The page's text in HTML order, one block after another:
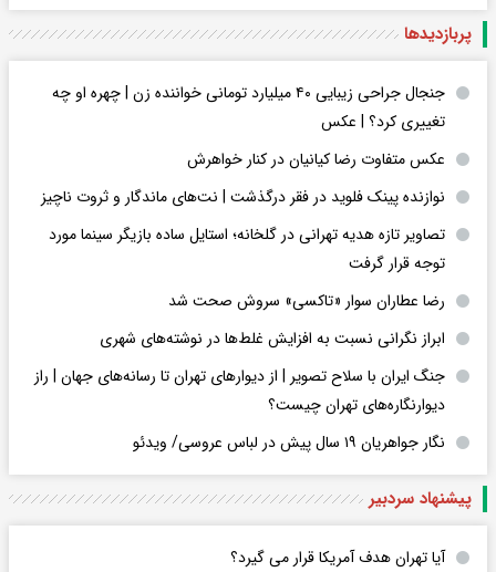
پربازدید‌ها
جنجال جراحی زیبایی ۴۰ میلیارد تومانی خواننده زن | چهره او چه
تغییری کرد؟ | عکس
عکس متفاوت رضا کیانیان در کنار خواهرش
نوازنده پینک فلوید در فقر درگذشت | نت‌های ماندگار و ثروت ناچیز
تصاویر تازه هدیه تهرانی در گلخانه؛ استایل ساده بازیگر سینما مورد
توجه قرار گرفت
رضا عطاران سوار «تاکسی» سروش صحت شد
ابراز نگرانی نسبت به افزایش غلط‌ها در نوشته‌های شهری
جنگ ایران با سلاح تصویر | از دیوارهای تهران تا رسانه‌های جهان | راز
دیوارنگاره‌های تهران چیست؟
نگار جواهریان ۱۹ سال پیش در لباس عروسی/ ویدئو
پیشنهاد سردبیر
آیا تهران هدف آمریکا قرار می گیرد؟